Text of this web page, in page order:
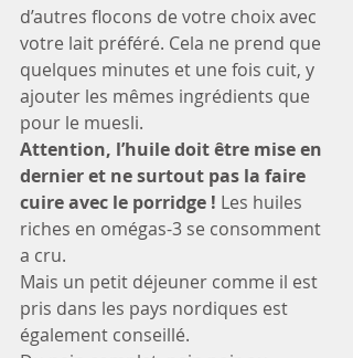
d’autres flocons de votre choix avec
votre lait préféré. Cela ne prend que
quelques minutes et une fois cuit, y
ajouter les mêmes ingrédients que
pour le muesli.
Attention, l’huile doit être mise en
dernier et ne surtout pas la faire
cuire avec le porridge ! Les huiles
riches en omégas-3 se consomment
a cru.
Mais un petit déjeuner comme il est
pris dans les pays nordiques est
également conseillé.